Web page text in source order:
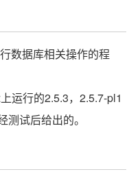
数据库相关操作的程
运行的2.5.3，2.5.7-pl1
试后给出的。